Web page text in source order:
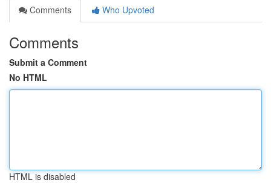
Comments
Who Upvoted
Comments
Submit a Comment
No HTML
HTML is disabled